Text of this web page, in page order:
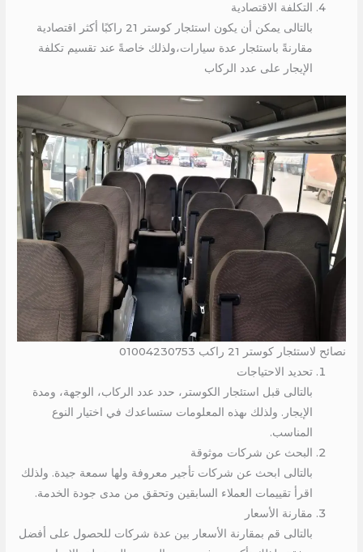
التكلفة الاقتصادية
بالتالى يمكن أن يكون استئجار كوستر 21 راكبًا أكثر اقتصادية
مقارنةً باستئجار عدة سيارات،ولذلك خاصةً عند تقسيم تكلفة
الإيجار على عدد الركاب
نصائح لاستئجار كوستر 21 راكب 01004230753
تحديد الاحتياجات
بالتالى قبل استئجار الكوستر، حدد عدد الركاب، الوجهة، ومدة
الإيجار. ولذلك ىهذه المعلومات ستساعدك في اختيار النوع
المناسب.
البحث عن شركات موثوقة
بالتالى ابحث عن شركات تأجير معروفة ولها سمعة جيدة. ولذلك
اقرأ تقييمات العملاء السابقين وتحقق من مدى جودة الخدمة.
مقارنة الأسعار
بالتالى قم بمقارنة الأسعار بين عدة شركات للحصول على أفضل